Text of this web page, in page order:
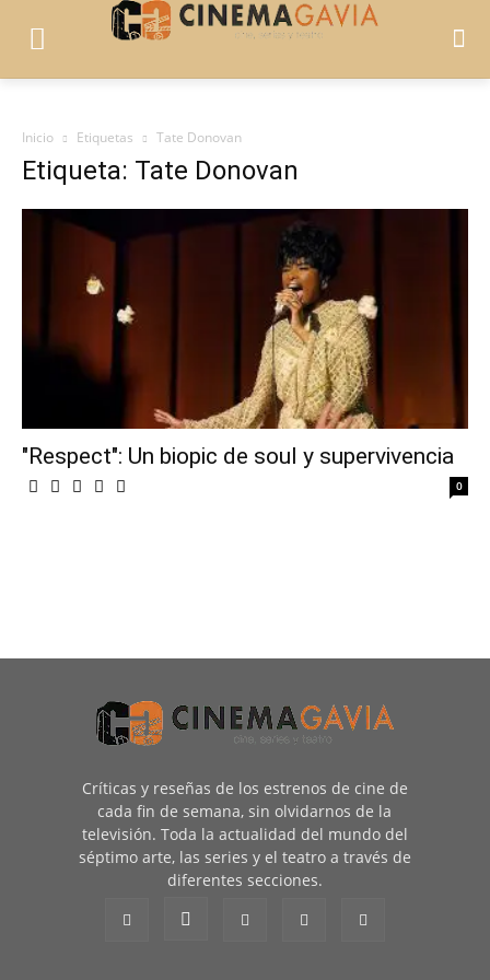
Inicio Etiquetas Tate Donovan
Etiqueta: Tate Donovan
"Respect": Un biopic de soul y supervivencia
0
Críticas y reseñas de los estrenos de cine de
cada fin de semana, sin olvidarnos de la
televisión. Toda la actualidad del mundo del
séptimo arte, las series y el teatro a través de
diferentes secciones.